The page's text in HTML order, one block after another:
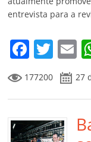
entrevista para a
F
a
c
e
b
T
w
itt
er
E
l
177200 27